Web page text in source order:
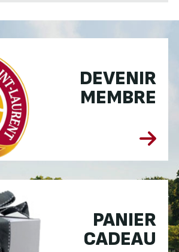
DEVENIR
MEMBRE
PANIER
CADEAU